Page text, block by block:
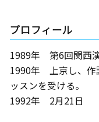
プロフィール
1989年 第6回関西
1990年 上京し、作
ッスンを受ける。
1992年 2月21日 「